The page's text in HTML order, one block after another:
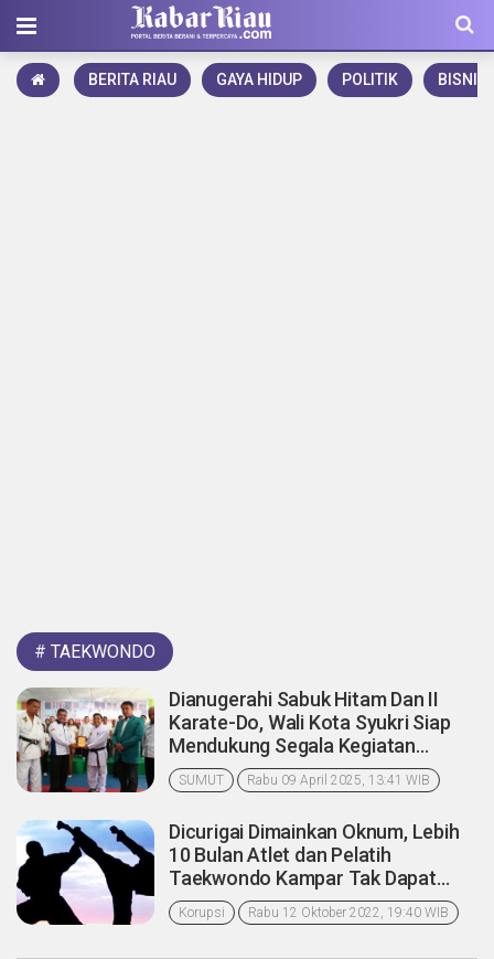
BERITA RIAU GAYA HIDUP POLITIK BISNIS
# TAEKWONDO
Dianugerahi Sabuk Hitam Dan II
Karate-Do, Wali Kota Syukri Siap
Mendukung Segala Kegiatan
Olahraga di Sibolga
SUMUT Rabu 09 April 2025, 13:41 WIB
Dicurigai Dimainkan Oknum, Lebih
10 Bulan Atlet dan Pelatih
Taekwondo Kampar Tak Dapat
Honor
Korupsi Rabu 12 Oktober 2022, 19:40 WIB